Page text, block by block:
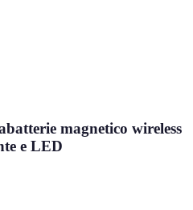
magnetico wireless
e LED